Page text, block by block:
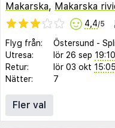
Makarska, Makarska
4,4/5
Flyg från: Östersund -
Utresa:
lör 26 sep 19:10
Retur:
lör 03 okt 15:05
Nätter:
7
Fler val